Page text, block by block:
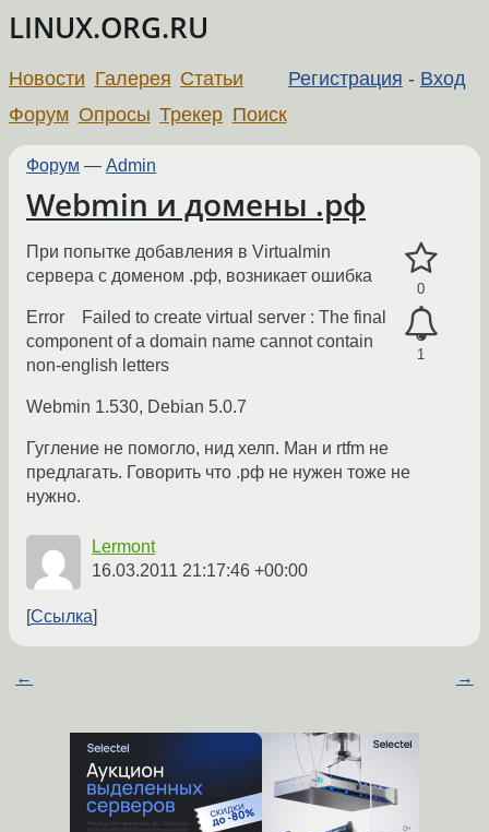
LINUX.ORG.RU
Регистрация - Вход
Новости Галерея Статьи
Форум Опросы Трекер Поиск
Форум — Admin
Webmin и домены .рф
0
1
При попытке добавления в Virtualmin
сервера с доменом .рф, возникает ошибка
Error Failed to create virtual server : The final
component of a domain name cannot contain
non-english letters
Webmin 1.530, Debian 5.0.7
Гугление не помогло, нид хелп. Ман и rtfm не
предлагать. Говорить что .рф не нужен тоже не
нужно.
Lermont
16.03.2011 21:17:46 +00:00
Ссылка
← →